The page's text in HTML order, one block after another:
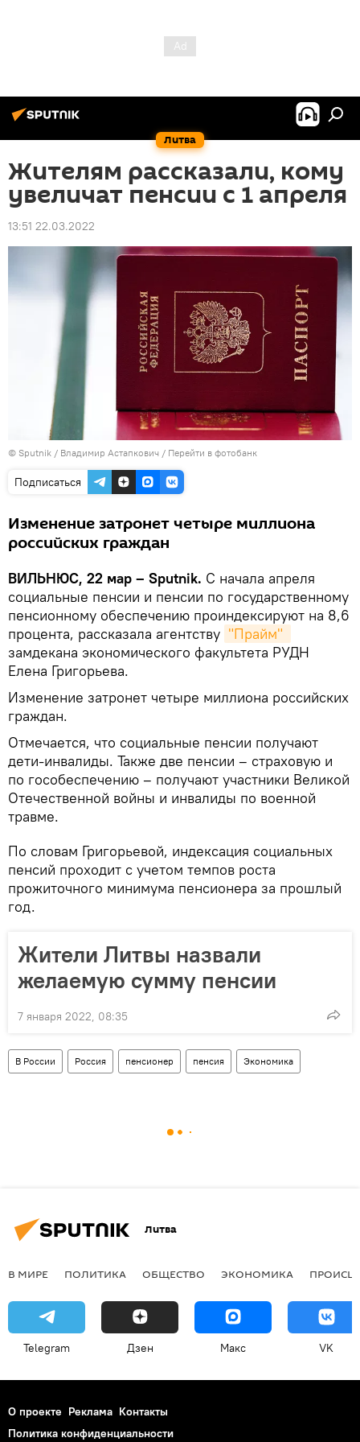
Литва
Жителям рассказали, кому
увеличат пенсии с 1 апреля
13:51 22.03.2022
© Sputnik / Владимир Астапкович / Перейти в фотобанк
Подписаться
Изменение затронет четыре миллиона
российских граждан
ВИЛЬНЮС, 22 мар – Sputnik. С начала апреля
социальные пенсии и пенсии по государственному
пенсионному обеспечению проиндексируют на 8,6
процента, рассказала агентству
замдекана экономического факультета РУДН
Елена Григорьева.
Изменение затронет четыре миллиона российских
граждан.
Отмечается, что социальные пенсии получают
дети-инвалиды. Также две пенсии – страховую и
по гособеспечению – получают участники Великой
Отечественной войны и инвалиды по военной
травме.
По словам Григорьевой, индексация социальных
пенсий проходит с учетом темпов роста
прожиточного минимума пенсионера за прошлый
год.
Жители Литвы назвали
желаемую сумму пенсии
7 января 2022, 08:35
В России Россия пенсионер пенсия Экономика
Литва
В МИРЕ ПОЛИТИКА ОБЩЕСТВО ЭКОНОМИКА
Telegram Дзен Макс VK
О проекте Реклама Контакты
Политика конфиденциальности